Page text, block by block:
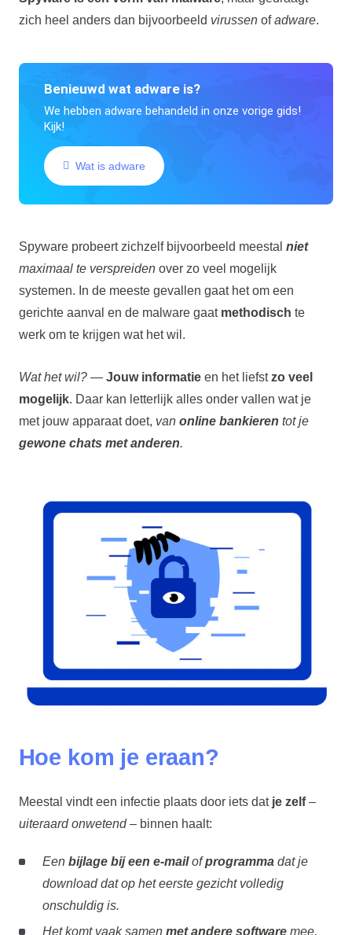
zich heel anders dan bijvoorbeeld virussenofadware.
Benieuwd wat adware is?
We hebben adware behandeld in onze vorige gids!
Kijk!
Wat is adware
Spyware probeert zichzelf bijvoorbeeld meestal niet
maximaal te verspreidenover zo veel mogelijk
systemen. In de meeste gevallen gaat het om een
gerichte aanval en de malware gaat methodisch te
werk om te krijgen wat het wil.
Wat het wil?— Jouw informatieen het liefstzo veel
mogelijk. Daar kan letterlijk alles onder vallen wat je
met jouw apparaat doet, van online bankieren tot je
gewone chats met anderen.
Hoe kom je eraan?
Meestal vindt een infectie plaats door iets dat je zelf–
uiteraard onwetend– binnen haalt:
Een bijlage bij een e-mailofprogrammadat je
download dat op het eerste gezicht volledig
onschuldig is.
Het komt vaak samen met andere softwaremee,